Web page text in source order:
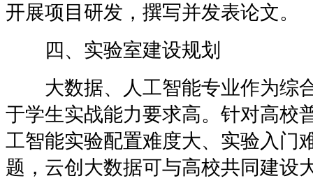
开展项目研发，撰写并发表论文。
四、实验室建设规划
大数据、人工智能专业作为综
于学生实战能力要求高。针对高校
工智能实验配置难度大、实验入门
题，云创大数据可与高校共同建设